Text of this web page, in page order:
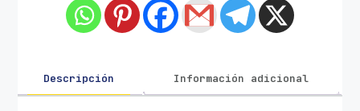
a
Descripción Información adicional